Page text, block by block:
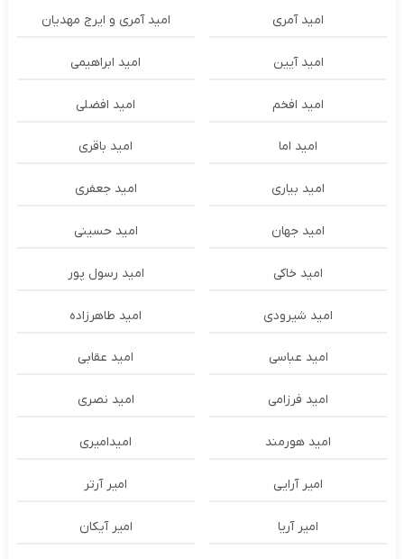
امید آمری امید آمری و ایرج مهدیان
امید آیین امید ابراهیمی
امید افخم امید افضلی
امید اما امید باقری
امید بیاری امید جعفری
امید جهان امید حسینی
امید خاکی امید رسول پور
امید شیرودی امید طاهرزاده
امید عباسی امید عقابی
امید فرزامی امید نصری
امید هورمند امیدامیری
امیر آرایی امیر آرتر
امیر آریا امیر آیکان